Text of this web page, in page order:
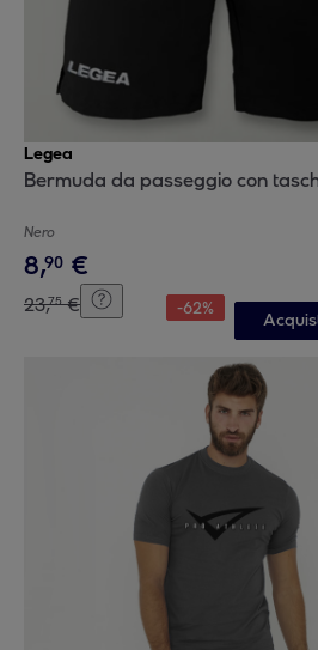
Legea
Bermuda da passeggio con
Nero
8,90 €
23,75 € -62%